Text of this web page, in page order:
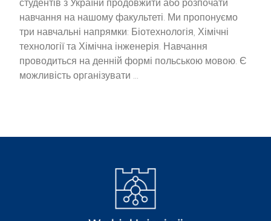
студентів з України продовжити або розпочати
навчання на нашому факультеті. Ми пропонуємо
три навчальні напрямки: Біотехнологія, Хімічні
технології та Хімічна інженерія. Навчання
проводиться на денній формі польською мовою. Є
можливість організувати …